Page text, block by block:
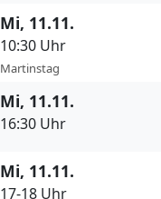
Mi, 11.11.
10:30 Uhr
Martinstag
Mi, 11.11.
16:30 Uhr
Mi, 11.11.
17-18 Uhr